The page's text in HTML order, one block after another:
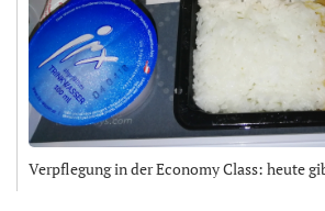
Verpflegung in der Economy Class: heute